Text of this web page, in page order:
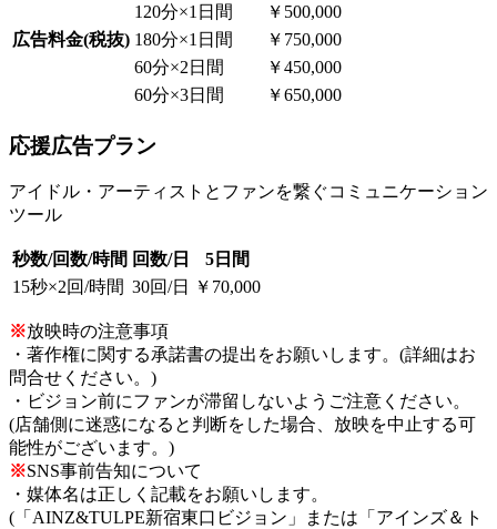
広告料金(税抜)
120分×1日間
￥500,000
180分×1日間
￥750,000
60分×2日間
￥450,000
60分×3日間
￥650,000
応援広告プラン
アイドル・アーティストとファンを繋ぐコミュニケーション
ツール
秒数/回数/時間 回数/日
5日間
15秒×2回/時間 30回/日 ￥70,000
※放映時の注意事項
・著作権に関する承諾書の提出をお願いします。(詳細はお
問合せください。)
・ビジョン前にファンが滞留しないようご注意ください。
(店舗側に迷惑になると判断をした場合、放映を中止する可
能性がございます。)
※SNS事前告知について
・媒体名は正しく記載をお願いします。
(「AINZ&TULPE新宿東口ビジョン」または「アインズ＆ト